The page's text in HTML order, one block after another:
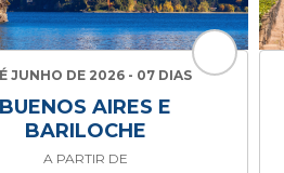
JUNHO DE 2026 - 07 DIAS
BUENOS AIRES E
BARILOCHE
A PARTIR DE